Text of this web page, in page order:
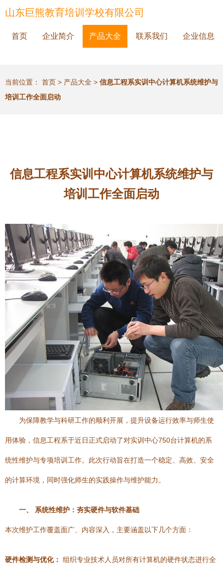
山东巨熊教育培训学校有限公司
首页 企业简介 产品大全 联系我们 企业信息
当前位置： 首页 > 产品大全 > 信息工程系实训中心计算机系统维护与
培训工作全面启动
信息工程系实训中心计算机系统维护与
培训工作全面启动
为保障教学与科研工作的顺利开展，提升设备运行效率与师生使
用体验，信息工程系于近日正式启动了对实训中心750台计算机的系
统性维护与专项培训工作。此次行动旨在打造一个稳定、高效、安全
的计算环境，同时强化师生的实践操作与维护能力。
一、 系统性维护：夯实硬件与软件基础
本次维护工作覆盖面广、内容深入，主要涵盖以下几个方面：
硬件检测与优化： 组织专业技术人员对所有计算机的硬件状态进行全